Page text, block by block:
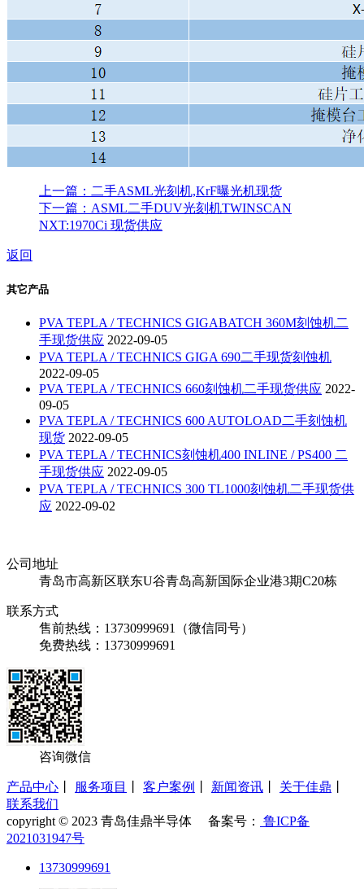
上一篇：二手ASML光刻机,KrF曝光机现货
下一篇：ASML二手DUV光刻机TWINSCAN
NXT:1970Ci 现货供应
返回
其它产品
PVA TEPLA / TECHNICS GIGABATCH 360M刻蚀机二
手现货供应 2022-09-05
PVA TEPLA / TECHNICS GIGA 690二手现货刻蚀机
2022-09-05
PVA TEPLA / TECHNICS 660刻蚀机二手现货供应 2022-
09-05
PVA TEPLA / TECHNICS 600 AUTOLOAD二手刻蚀机
现货 2022-09-05
PVA TEPLA / TECHNICS刻蚀机400 INLINE / PS400 二
手现货供应 2022-09-05
PVA TEPLA / TECHNICS 300 TL1000刻蚀机二手现货供
应 2022-09-02
公司地址
青岛市高新区联东U谷青岛高新国际企业港3期C20栋
联系方式
售前热线：13730999691（微信同号）
免费热线：13730999691
咨询微信
产品中心 服务项目 客户案例 新闻资讯 关于佳鼎
联系我们
copyright © 2023 青岛佳鼎半导体 备案号：
鲁ICP备
2021031947号
13730999691